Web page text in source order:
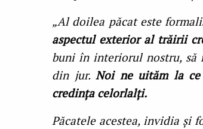
„Al doilea păcat este
aspectul exterior al trăirii
buni în interiorul nostru, să
din jur.Noi ne uităm la ce
credinţa celorlalţi.
Păcatele acestea, invidia şi